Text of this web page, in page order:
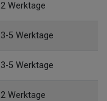
2 Werktage
3-5 Werktage
3-5 Werktage
2 Werktage